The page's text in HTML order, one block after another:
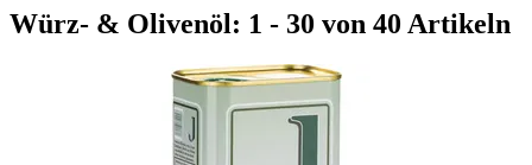
Würz- & Olivenöl: 1 - 30 von 40 Artikeln